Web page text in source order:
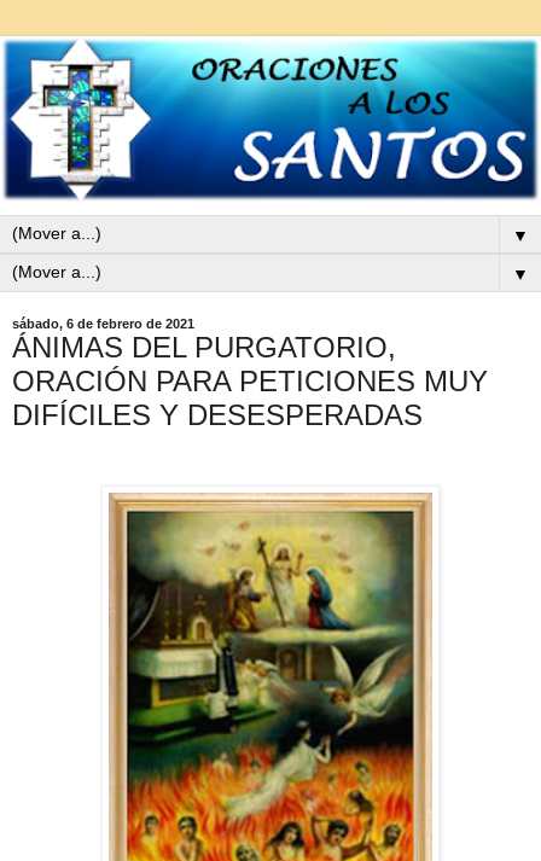
▼
▼
sábado, 6 de febrero de 2021
ÁNIMAS DEL PURGATORIO,
ORACIÓN PARA PETICIONES MUY
DIFÍCILES Y DESESPERADAS